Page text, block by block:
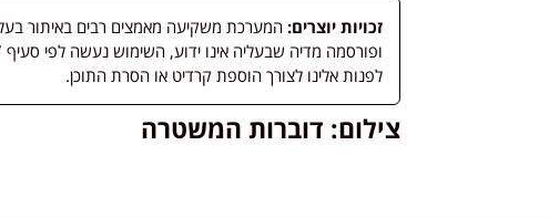
זכויות יוצרים: המערכת משקיעה מאמצים רבים באיתור
לפנות אלינו לצורך הוספת קרדיט או הסרת התוכן.
צילום: דוברות המשטרה